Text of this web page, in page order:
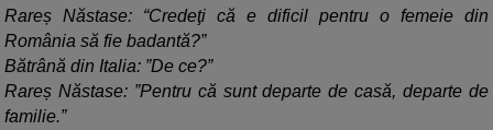
Rareș Năstase: “Credeţi că e dificil pentru o femeie din
România să fie badantă?”
Bătrână din Italia: ”De ce?”
Rareș Năstase: ”Pentru că sunt departe de casă, departe de
familie.”